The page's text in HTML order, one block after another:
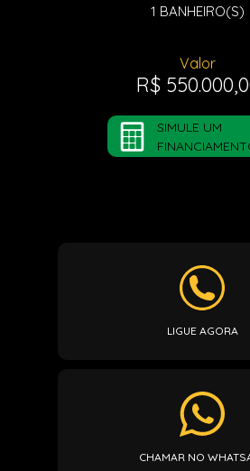
1 BANHEIRO(S)
Valor
R$
SIMULE UM
LIGUE AGORA
CHAMAR NO